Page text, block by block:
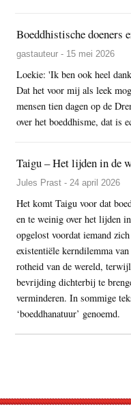
Boeddhistische doeners
gastauteur - 15 mei 2026
Loekie: 'Ik ben ook heel
Dat het voor mij als leek
mensen tien dagen op de
over het boeddhisme, dat is
Taigu – Het lijden in de
Jules Prast - 24 april 2026
Het komt Taigu voor dat
en te weinig over het lijden
opgelost voordat iemand
existentiële kerndilemma
rotheid van de wereld,
bevrijding dichterbij te
verminderen. In sommige
‘boeddhanatuur’ genoemd.